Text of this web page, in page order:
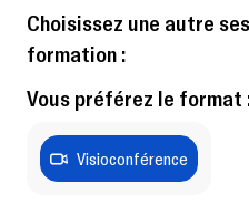
Choisissez une autre
formation :
Vous préférez le format
Visioconférence